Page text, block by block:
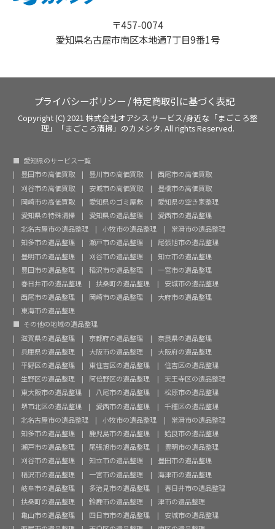
〒457-0074
愛知県名古屋市南区本地通7丁目9番1号
プライバシーポリシー /特定商取引に基づく表記
Copyright (C) 2021 株式会社オアシス.サービス/身近な「まごころ整
理」「まごころ清掃」のカメシタ. All rights Reserved.
愛知県のサービス一覧
豊田市の高価買取
豊川市の高価買取
西尾市の高価買取
刈谷市の高価買取
安城市の高価買取
豊橋市の高価買取
岡崎市の高価買取
愛知県のゴミ屋敷
愛知県の空き家整理
愛知県の特殊清掃
愛知県の遺品整理
愛西市の遺品整理
北名古屋市の遺品整理
小牧市の遺品整理
常滑市の遺品整理
知多市の遺品整理
瀬戸市の遺品整理
尾張旭市の遺品整理
豊明市の遺品整理
刈谷市の遺品整理
知立市の遺品整理
豊田市の遺品整理
稲沢市の遺品整理
一宮市の遺品整理
春日井市の遺品整理
扶桑町の遺品整理
安城市の遺品整理
西尾市の遺品整理
岡崎市の遺品整理
大府市の遺品整理
東海市の遺品整理
その他の地域の遺品整理
滋賀県の遺品整理
京都府の遺品整理
奈良県の遺品整理
兵庫県の遺品整理
大阪市の遺品整理
大阪府の遺品整理
平野区の遺品整理
東住吉区の遺品整理
住吉区の遺品整理
生野区の遺品整理
阿倍野区の遺品整理
天王寺区の遺品整理
東大阪市の遺品整理
八尾市の遺品整理
松原市の遺品整理
堺市北区の遺品整理
愛西市の遺品整理
千種区の遺品整理
北名古屋市の遺品整理
小牧市の遺品整理
常滑市の遺品整理
知多市の遺品整理
鹿児島市の遺品整理
姶良市の遺品整理
瀬戸市の遺品整理
尾張旭市の遺品整理
豊明市の遺品整理
刈谷市の遺品整理
知立市の遺品整理
豊田市の遺品整理
稲沢市の遺品整理
一宮市の遺品整理
海津市の遺品整理
岐阜市の遺品整理
多治見市の遺品整理
春日井市の遺品整理
扶桑町の遺品整理
鈴鹿市の遺品整理
津市の遺品整理
亀山市の遺品整理
四日市市の遺品整理
安城市の遺品整理